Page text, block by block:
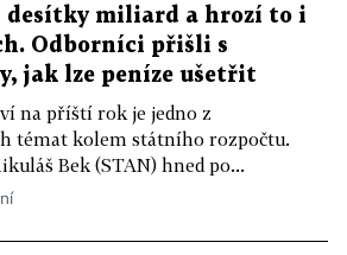
desítky miliard a hrozí to i
Odborníci přišli s
jak lze peníze ušetřit
na příští rok je jedno z
témat kolem státního rozpočtu.
Bek (STAN) hned po...